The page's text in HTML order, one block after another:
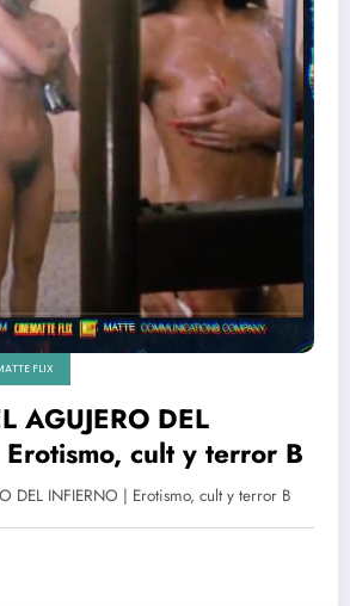
FLIX
AGUJERO DEL
cult y terror B
DEL INFIERNO | Erotismo, cult y terror B